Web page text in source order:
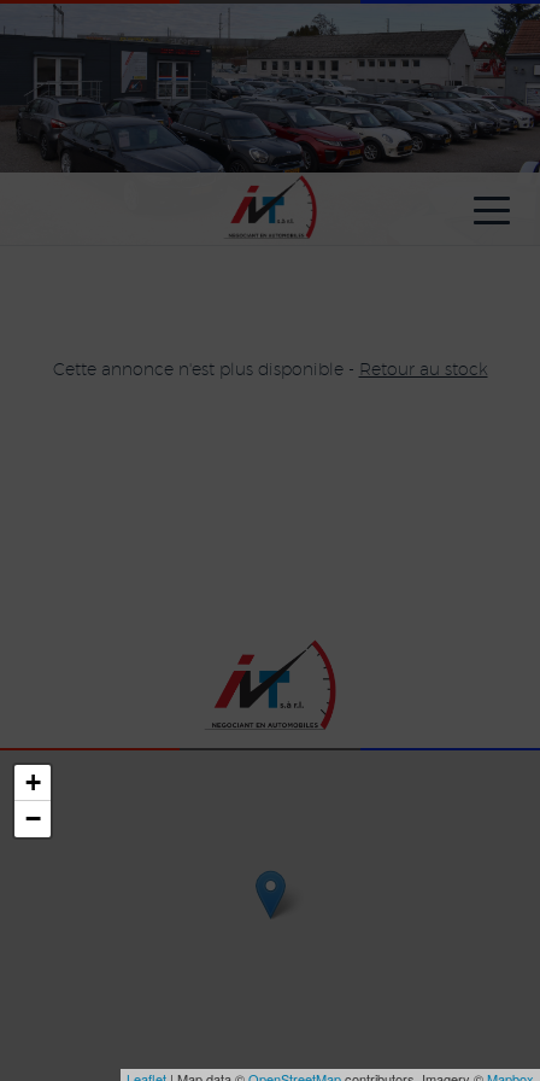
Cette annonce n'est plus disponible - Retour au stock
+
−
Paramètres avancés des cookies